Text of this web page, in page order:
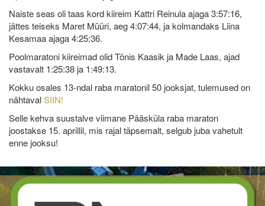
Naiste seas oli taas kord kiireim Kattri Reinula ajaga 3:57:16,
jättes teiseks Maret Müüri, aeg 4:07:44, ja kolmandaks Liina
Kesamaa ajaga 4:25:36.
Poolmaratoni kiireimad olid Tõnis Kaasik ja Made Laas, ajad
vastavalt 1:25:38 ja 1:49:13.
Kokku osales 13-ndal raba maratonil 50 jooksjat, tulemused on
nähtavalSIIN!
Selle kehva suustalve viimane Pääsküla raba maraton
joostakse 15. aprillil, mis rajal täpsemalt, selgub juba vahetult
enne jooksu!